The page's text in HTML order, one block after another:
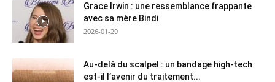
Grace Irwin : une ressemblance frappante
avec sa mère Bindi
2026-01-29
Au-delà du scalpel : un bandage high-tech
est-il l’avenir du traitement...